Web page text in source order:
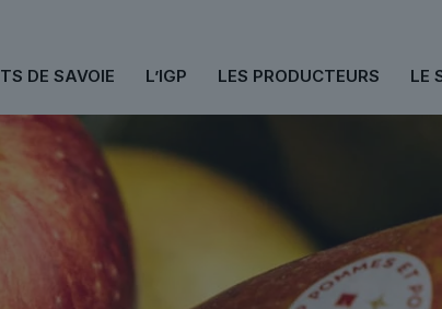
DE SAVOIE L’IGP LES PRODUCTEURS LE